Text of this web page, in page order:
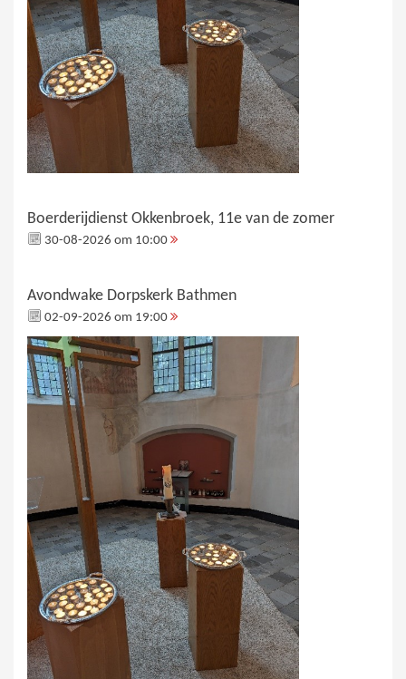
Boerderijdienst Okkenbroek, 11e van de zomer
30-08-2026 om 10:00
Avondwake Dorpskerk Bathmen
02-09-2026 om 19:00